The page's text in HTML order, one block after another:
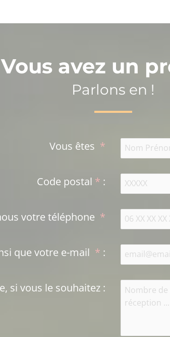
Vous avez un
Parlons en !
*
Code postal * :
*
* :
si vous le souhaitez :